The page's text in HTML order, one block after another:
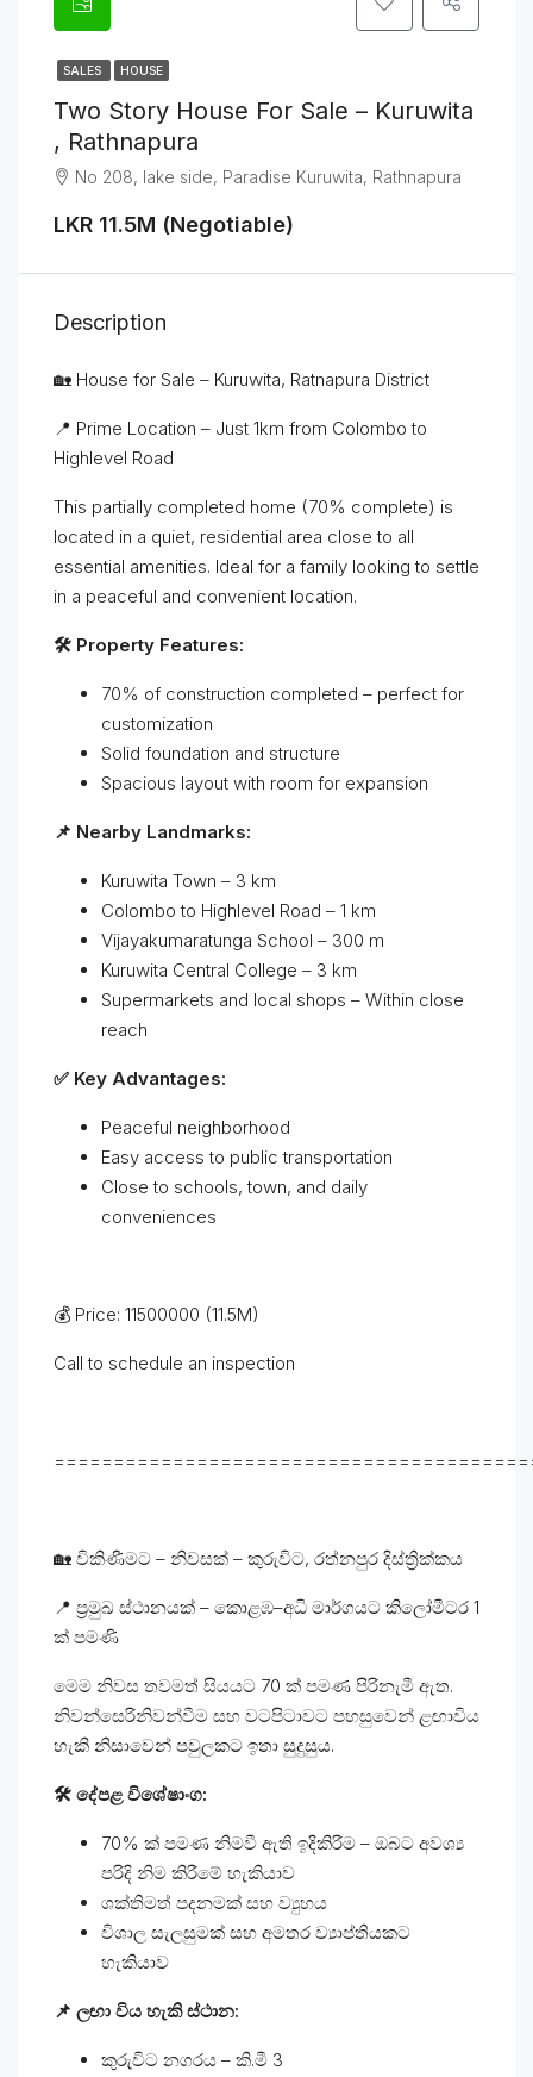
SALES HOUSE
Two Story House For Sale – Kuruwita
, Rathnapura
No 208, lake side, Paradise Kuruwita, Rathnapura
LKR 11.5M (Negotiable)
Description
🏡 House for Sale – Kuruwita, Ratnapura District
📍 Prime Location – Just 1km from Colombo to
Highlevel Road
This partially completed home (70% complete) is
located in a quiet, residential area close to all
essential amenities. Ideal for a family looking to settle
in a peaceful and convenient location.
🛠️ Property Features:
70% of construction completed – perfect for
customization
Solid foundation and structure
Spacious layout with room for expansion
📌 Nearby Landmarks:
Kuruwita Town – 3 km
Colombo to Highlevel Road – 1 km
Vijayakumaratunga School – 300 m
Kuruwita Central College – 3 km
Supermarkets and local shops – Within close
reach
✅ Key Advantages:
Peaceful neighborhood
Easy access to public transportation
Close to schools, town, and daily
conveniences
💰 Price: 11500000 (11.5M)
Call to schedule an inspection
🏡 විකිණීමට – නිවසක් – කුරුවිට, රත්නපුර දිස්ත්‍රික්කය
📍 ප්‍රමුඛ ස්ථානයක් – කොළඹ–අධි මාර්ගයට කිලෝමීටර 1
ක් පමණි
මෙම නිවස තවමත් සියයට 70 ක් පමණ පිරිනැමී ඇත.
නිවන්සෙරිනිවන්වීම සහ වටපිටාවට පහසුවෙන් ළඟාවිය
හැකි නිසාවෙන් පවුලකට ඉතා සුදුසුය.
🛠️ දේපළ විශේෂාංග:
70% ක් පමණ නිමවී ඇති ඉදිකිරීම – ඔබට අවශ්‍ය
පරිදි නිම කිරීමේ හැකියාව
ශක්තිමත් පදනමක් සහ ව්‍යුහය
විශාල සැලසුමක් සහ අමතර ව්‍යාප්තියකට
හැකියාව
📌 ලඟා විය හැකි ස්ථාන:
කුරුවිට නගරය – කි.මී 3